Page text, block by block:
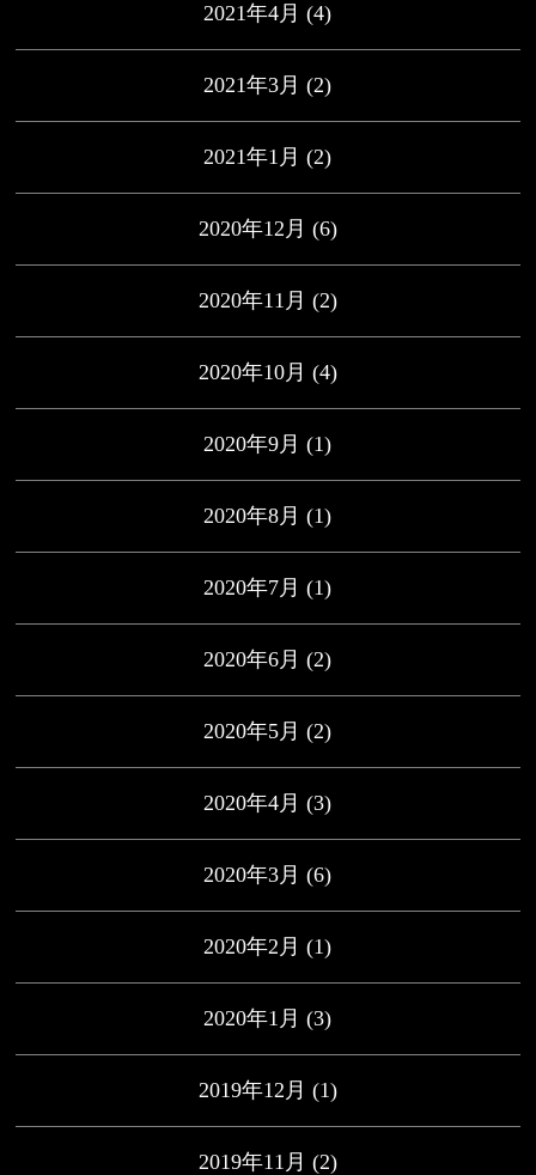
2021年4月 (4)
2021年3月 (2)
2021年1月 (2)
2020年12月 (6)
2020年11月 (2)
2020年10月 (4)
2020年9月 (1)
2020年8月 (1)
2020年7月 (1)
2020年6月 (2)
2020年5月 (2)
2020年4月 (3)
2020年3月 (6)
2020年2月 (1)
2020年1月 (3)
2019年12月 (1)
2019年11月 (2)